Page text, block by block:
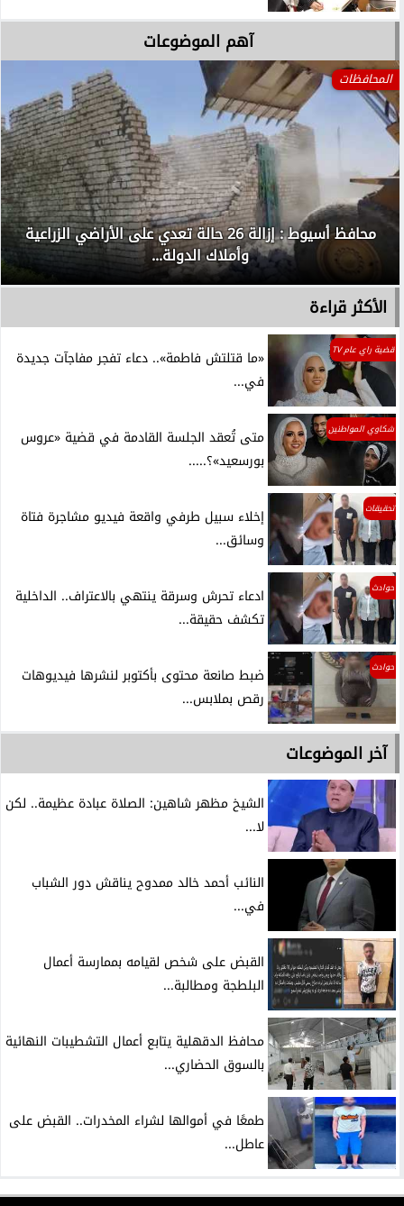
آهم الموضوعات
المحافظات
محافظ أسيوط : إزالة 26 حالة تعدي على الأراضي الزراعية
وأملاك الدولة...
الأكثر قراءة
قضية راي عام TV
«ما قتلتش فاطمة».. دعاء تفجر مفاجآت جديدة
في...
شكاوي المواطنين
متى تُعقد الجلسة القادمة في قضية «عروس
بورسعيد»؟.....
تحقيقات
إخلاء سبيل طرفي واقعة فيديو مشاجرة فتاة
وسائق...
حوادث
ادعاء تحرش وسرقة ينتهي بالاعتراف.. الداخلية
تكشف حقيقة...
حوادث
ضبط صانعة محتوى بأكتوبر لنشرها فيديوهات
رقص بملابس...
آخر الموضوعات
الشيخ مظهر شاهين: الصلاة عبادة عظيمة.. لكن
لا...
النائب أحمد خالد ممدوح يناقش دور الشباب
في...
القبض على شخص لقيامه بممارسة أعمال
البلطجة ومطالبة...
محافظ الدقهلية يتابع أعمال التشطيبات النهائية
بالسوق الحضاري...
طمعًا في أموالها لشراء المخدرات.. القبض على
عاطل...